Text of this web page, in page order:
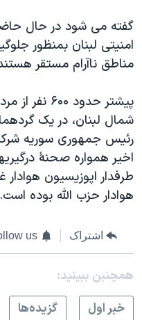
گفته می شود در حال حاضر
امنيتی لبنان بمنظور
مناطق ناآرام مستقر
پيشتر حدود
شمال لبنان، در يک
رئيس جمهوری سوريه
اخير همواره صحنۀ
طرفدار اپوزيسيون
هوادار حزب الله بوده است.
اشتراک us
همچنبن ببینید:
خبر اول
گزيده‌ها